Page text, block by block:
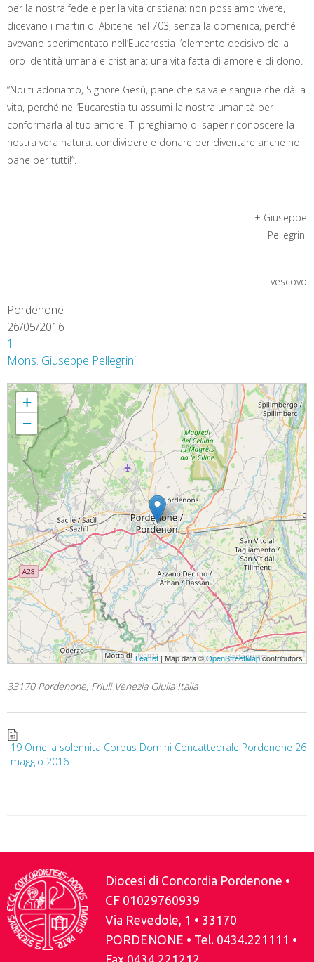
per la nostra fede e per la vita cristiana: non possiamo vivere,
dicevano i martiri di Abitene nel 703, senza la domenica, perché
avevano sperimentato nell’Eucarestia l’elemento decisivo della
loro identità umana e cristiana: una vita fatta di amore e di dono.
“Noi ti adoriamo, Signore Gesù, pane che salva e sangue che dà la
vita, perché nell’Eucarestia tu assumi la nostra umanità per
conformarla al tuo amore. Ti preghiamo di saper riconoscere la
nostra vera natura: condividere e donare per diventare anche noi
pane per tutti!”.
+ Giuseppe
Pellegrini
vescovo
Pordenone
26/05/2016
1
Mons. Giuseppe Pellegrini
Solennità del Corpus Domini - Concattedrale Pordenone, 26 maggio 2016
+
−
Leaflet| Map data ©OpenStreetMapcontributors
33170 Pordenone, Friuli Venezia Giulia Italia
19 Omelia solennita Corpus Domini Concattedrale Pordenone 26
maggio 2016
Diocesi di Concordia Pordenone •
CF 01029760939
Via Revedole, 1 • 33170
PORDENONE • Tel. 0434.221111 •